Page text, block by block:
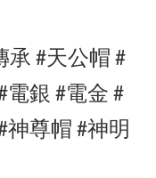
承 #天公帽 #
電銀 #電金 #
神尊帽 #神明